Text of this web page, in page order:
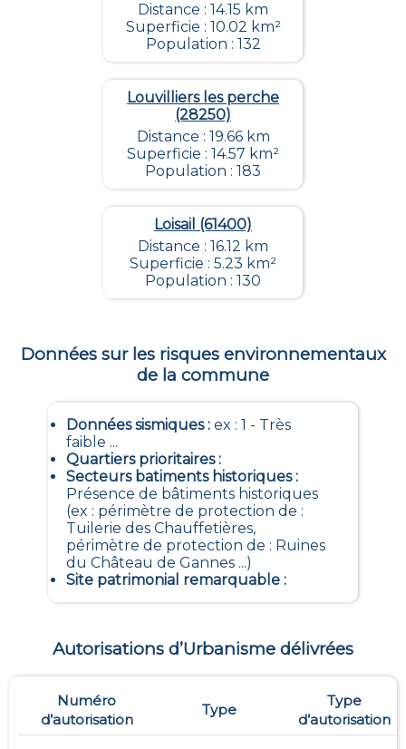
Distance : 14.15 km
Superficie : 10.02 km²
Population : 132
Louvilliers les perche
(28250)
Distance : 19.66 km
Superficie : 14.57 km²
Population : 183
Loisail (61400)
Distance : 16.12 km
Superficie : 5.23 km²
Population : 130
Données sur les risques environnementaux
de la commune
Données sismiques: ex : 1 - Très
faible ...
Quartiers prioritaires:
Secteurs batiments historiques:
Présence de bâtiments historiques
(ex : périmètre de protection de :
Tuilerie des Chauffetières,
périmètre de protection de : Ruines
du Château de Gannes ...)
Site patrimonial remarquable:
Autorisations d’Urbanisme délivrées
Numéro
d’autorisation
Type
Type
d’autorisation